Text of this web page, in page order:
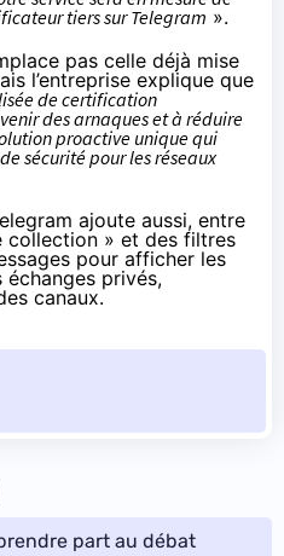
tiers sur Telegram ».
pas celle déjà mise
l’entreprise explique que
de certification
des arnaques et à réduire
proactive unique qui
sécurité pour les réseaux
ajoute aussi, entre
collection » et des filtres
pour afficher les
échanges privés,
canaux.
part au débat